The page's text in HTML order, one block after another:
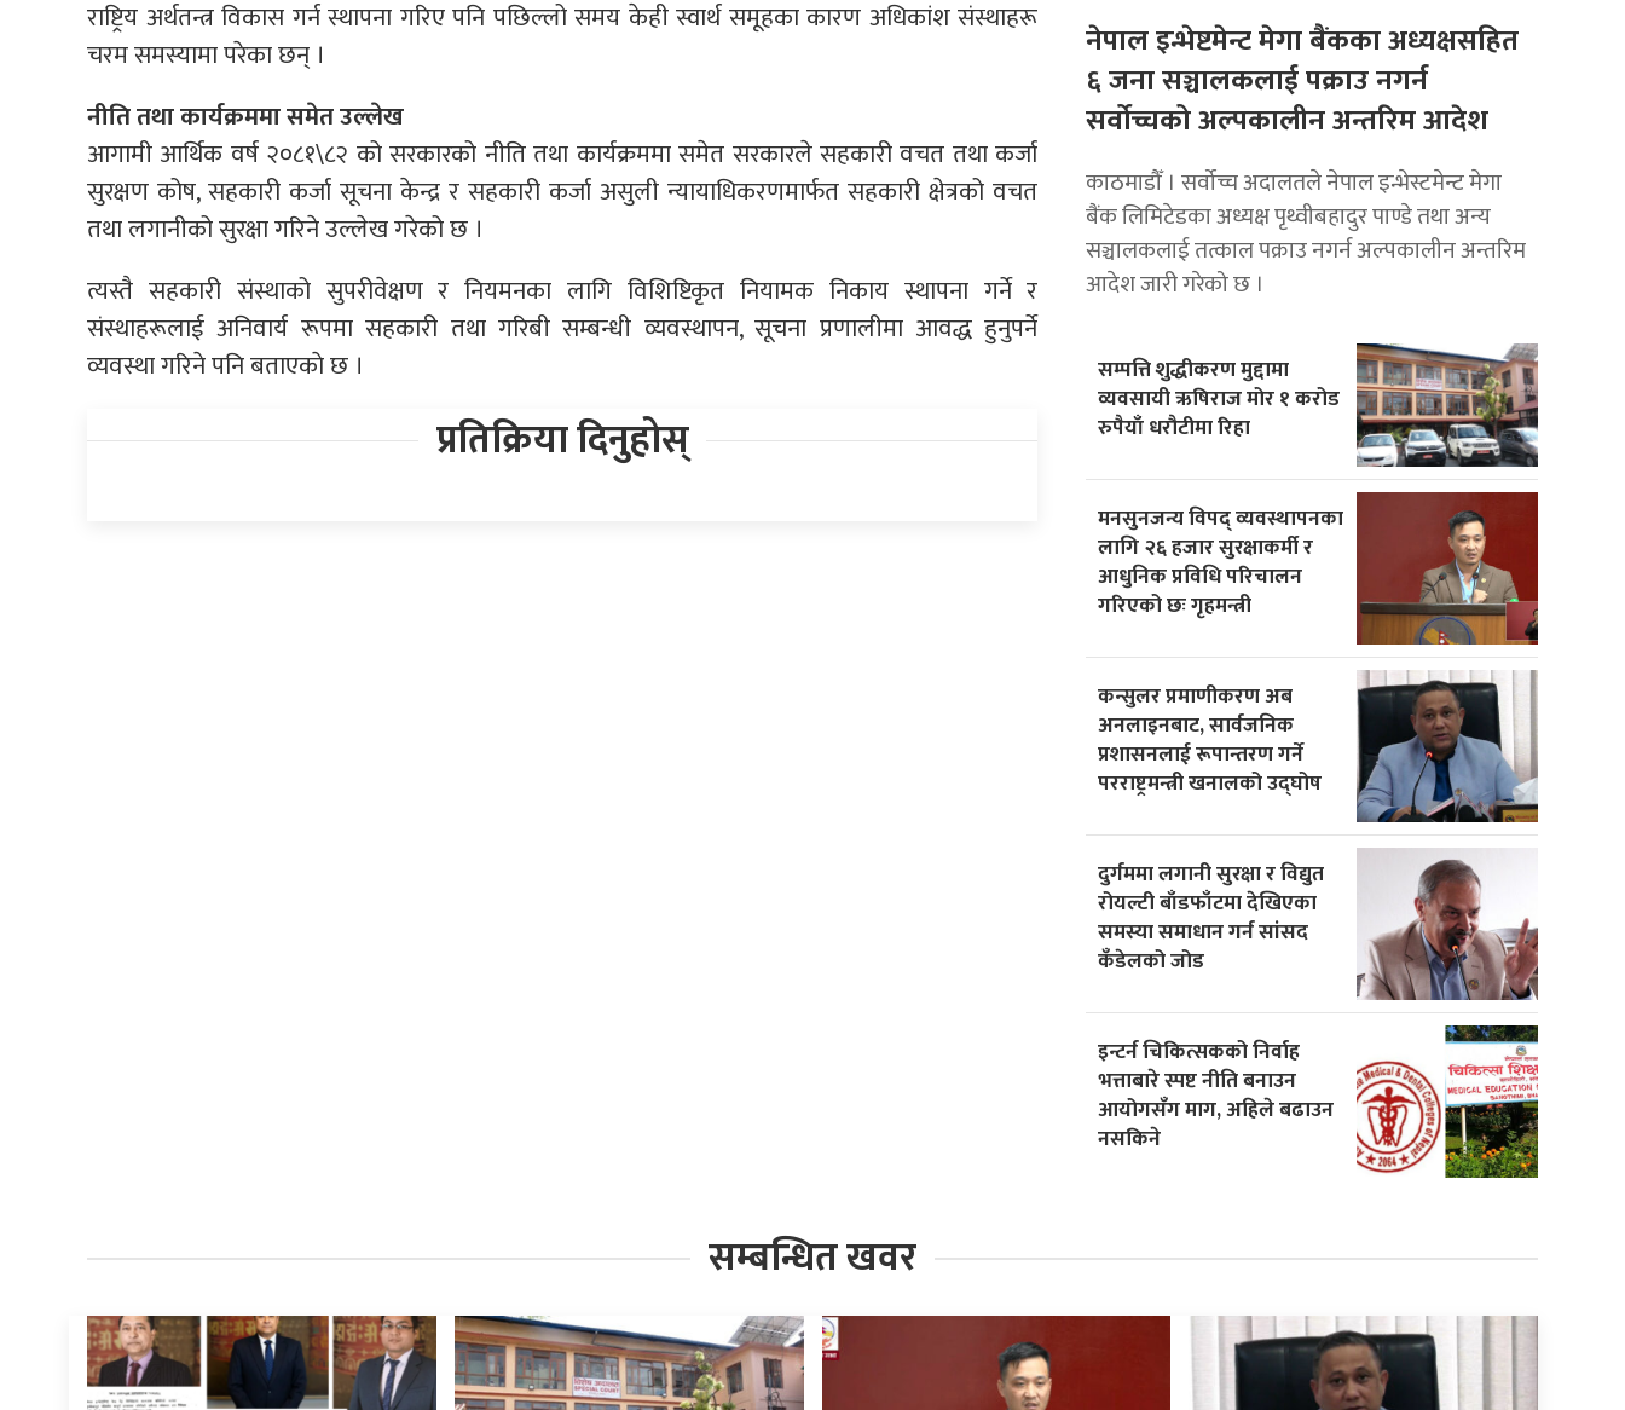
राष्ट्रिय अर्थतन्त्र विकास गर्न स्थापना गरिए पनि पछिल्लो समय केही स्वार्थ समूहका कारण अधिकांश संस्थाहरू
चरम समस्यामा परेका छन् ।
नीति तथा कार्यक्रममा समेत उल्लेख
आगामी आर्थिक वर्ष २०८१\८२ को सरकारको नीति तथा कार्यक्रममा समेत सरकारले सहकारी वचत तथा कर्जा
सुरक्षण कोष, सहकारी कर्जा सूचना केन्द्र र सहकारी कर्जा असुली न्यायाधिकरणमार्फत सहकारी क्षेत्रको वचत
तथा लगानीको सुरक्षा गरिने उल्लेख गरेको छ ।
त्यस्तै सहकारी संस्थाको सुपरीवेक्षण र नियमनका लागि विशिष्टिकृत नियामक निकाय स्थापना गर्ने र
संस्थाहरूलाई अनिवार्य रूपमा सहकारी तथा गरिबी सम्बन्धी व्यवस्थापन, सूचना प्रणालीमा आवद्ध हुनुपर्ने
व्यवस्था गरिने पनि बताएकाे छ ।
प्रतिक्रिया दिनुहोस्
नेपाल इन्भेष्टमेन्ट मेगा बैंकका अध्यक्षसहित
६ जना सञ्चालकलाई पक्राउ नगर्न
सर्वोच्चको अल्पकालीन अन्तरिम आदेश
काठमाडौँ । सर्वोच्च अदालतले नेपाल इन्भेस्टमेन्ट मेगा
बैंक लिमिटेडका अध्यक्ष पृथ्वीबहादुर पाण्डे तथा अन्य
सञ्चालकलाई तत्काल पक्राउ नगर्न अल्पकालीन अन्तरिम
आदेश जारी गरेको छ ।
सम्पत्ति शुद्धीकरण मुद्दामा
व्यवसायी ऋषिराज मोर १ करोड
रुपैयाँ धरौटीमा रिहा
मनसुनजन्य विपद् व्यवस्थापनका
लागि २६ हजार सुरक्षाकर्मी र
आधुनिक प्रविधि परिचालन
गरिएको छः गृहमन्त्री
कन्सुलर प्रमाणीकरण अब
अनलाइनबाट, सार्वजनिक
प्रशासनलाई रूपान्तरण गर्ने
परराष्ट्रमन्त्री खनालको उद्घोष
दुर्गममा लगानी सुरक्षा र विद्युत
रोयल्टी बाँडफाँटमा देखिएका
समस्या समाधान गर्न सांसद
कँडेलको जोड
इन्टर्न चिकित्सकको निर्वाह
भत्ताबारे स्पष्ट नीति बनाउन
आयोगसँग माग, अहिले बढाउन
नसकिने
सम्बन्धित खवर